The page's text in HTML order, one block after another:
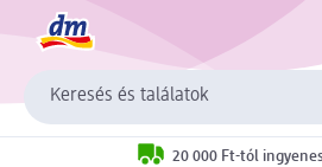
Keresés és találatok
20 000 Ft-tól